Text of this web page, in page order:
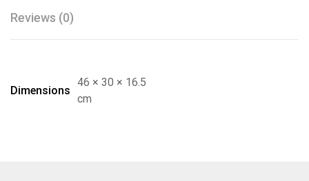
Reviews (0)
Dimensions
46 × 30 × 16.5
cm